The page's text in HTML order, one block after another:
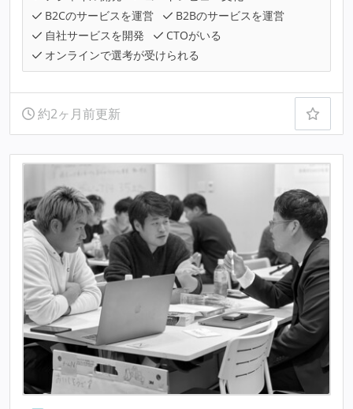
B2Cのサービスを運営
B2Bのサービスを運営
自社サービスを開発
CTOがいる
オンラインで選考が受けられる
約2ヶ月前更新